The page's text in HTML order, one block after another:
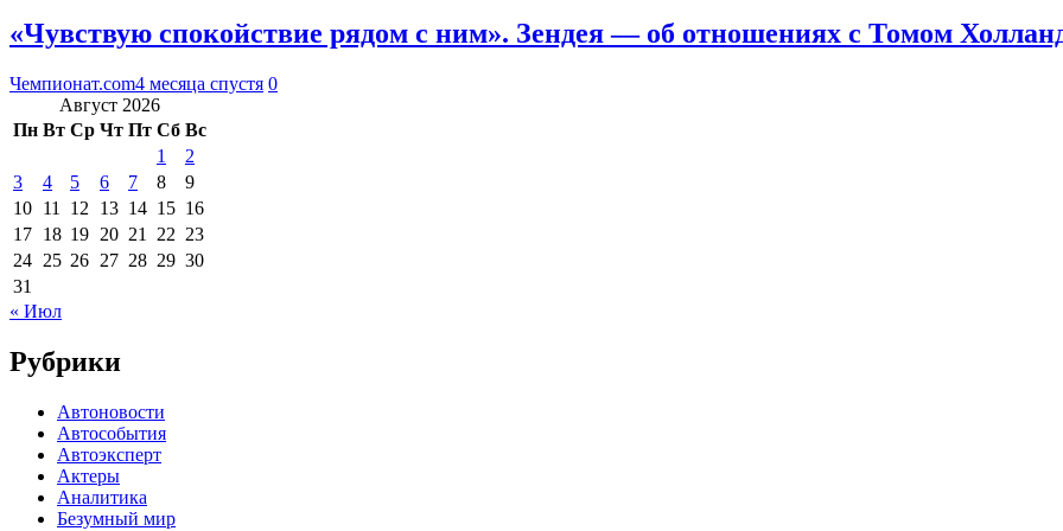
«Чувствую спокойствие рядом с ним». Зендея — об отношениях с Томом
Чемпионат.com4 месяца спустя 0
Август 2026
Пн Вт Ср Чт Пт Сб Вс
1
2
3
4 5 6 7 8
9
10 11 12 13 14 15 16
17 18 19 20 21 22 23
24 25 26 27 28 29 30
31
« Июл
Рубрики
Автоновости
Автособытия
Автоэксперт
Актеры
Аналитика
Безумный мир